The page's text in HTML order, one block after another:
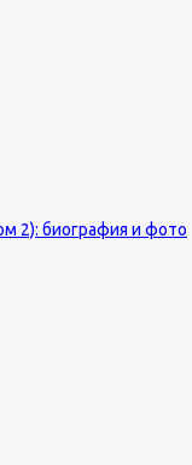
2): биография и фото